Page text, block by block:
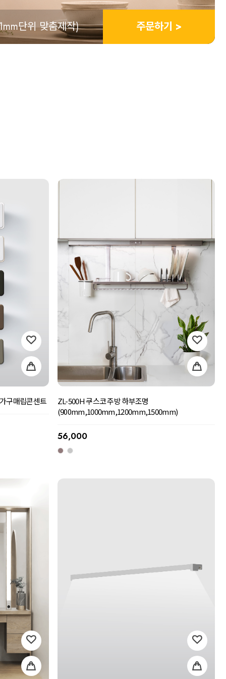
) 주문하기 >
구매립콘센트
ZL-500H 쿠스코 주방 하부조명
(900mm,1000mm,1200mm,1500mm)
56,000